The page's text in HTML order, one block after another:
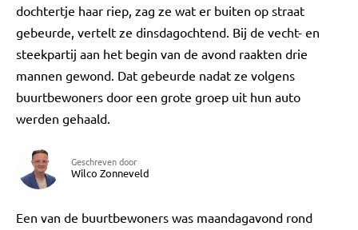
dochtertje haar riep, zag ze wat er buiten op straat
gebeurde, vertelt ze dinsdagochtend. Bij de vecht- en
steekpartij aan het begin van de avond raakten drie
mannen gewond. Dat gebeurde nadat ze volgens
buurtbewoners door een grote groep uit hun auto
werden gehaald.
Geschreven door
Wilco Zonneveld
Een van de buurtbewoners was maandagavond rond